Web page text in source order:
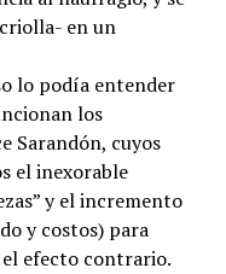
en un
lo podía entender
los
Sarandón, cuyos
el inexorable
y el incremento
y costos) para
efecto contrario.